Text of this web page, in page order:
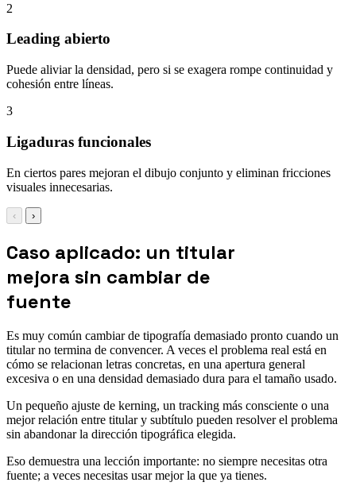
2
Leading abierto
Puede aliviar la densidad, pero si se exagera rompe continuidad y
cohesión entre líneas.
3
Ligaduras funcionales
En ciertos pares mejoran el dibujo conjunto y eliminan fricciones
visuales innecesarias.
‹ ›
Caso aplicado: un titular
mejora sin cambiar de
fuente
Es muy común cambiar de tipografía demasiado pronto cuando un
titular no termina de convencer. A veces el problema real está en
cómo se relacionan letras concretas, en una apertura general
excesiva o en una densidad demasiado dura para el tamaño usado.
Un pequeño ajuste de kerning, un tracking más consciente o una
mejor relación entre titular y subtítulo pueden resolver el problema
sin abandonar la dirección tipográfica elegida.
Eso demuestra una lección importante: no siempre necesitas otra
fuente; a veces necesitas usar mejor la que ya tienes.